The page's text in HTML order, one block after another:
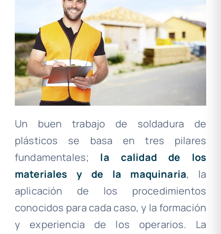
Un buen trabajo de soldadura de
plásticos se basa en tres pilares
fundamentales; la calidad de los
materiales y de la maquinaria, la
aplicación de los procedimientos
conocidos para cada caso, y la formación
y experiencia de los operarios. La